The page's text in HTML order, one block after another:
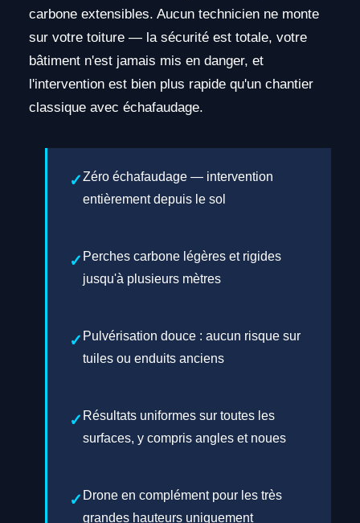
carbone extensibles. Aucun technicien ne monte
sur votre toiture — la sécurité est totale, votre
bâtiment n'est jamais mis en danger, et
l'intervention est bien plus rapide qu'un chantier
classique avec échafaudage.
Zéro échafaudage — intervention
entièrement depuis le sol
Perches carbone légères et rigides
jusqu'à plusieurs mètres
Pulvérisation douce : aucun risque sur
tuiles ou enduits anciens
Résultats uniformes sur toutes les
surfaces, y compris angles et noues
Drone en complément pour les très
grandes hauteurs uniquement